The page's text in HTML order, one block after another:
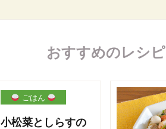
おすすめのレシピ
ごはん
小松菜としらすの